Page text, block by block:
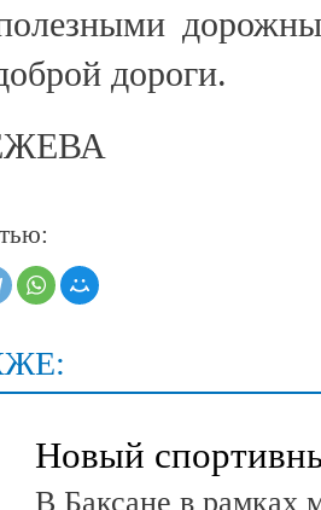
дороги.
Новый
В Баксане в рамках